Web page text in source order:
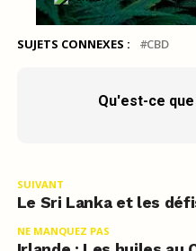
SUJETS CONNEXES : CBD
Qu'est-ce
SUIVANT
Le Sri Lanka et les
NE MANQUEZ PAS